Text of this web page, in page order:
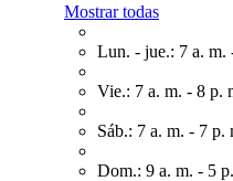
Mostrar todas
Lun. - jue.: 7 a. m.
Vie.: 7 a. m. - 8 p.
Sáb.: 7 a. m. - 7 p.
Dom.: 9 a. m. - 5